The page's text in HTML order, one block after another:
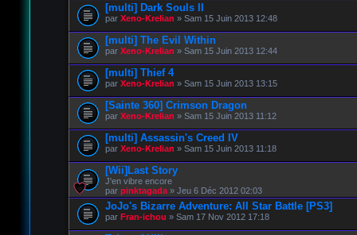
[multi] Dark Souls II
par Xeno-Krelian » Sam 15 Juin 2013 12:48
[multi] The Evil Within
par Xeno-Krelian » Sam 15 Juin 2013 12:44
[multi] Thief 4
par Xeno-Krelian » Sam 15 Juin 2013 13:15
[Sainte 360] Crimson Dragon
par Xeno-Krelian » Sam 15 Juin 2013 11:12
[multi] Assassin's Creed IV
par Xeno-Krelian » Sam 15 Juin 2013 11:18
[Wii]Last Story
J'en vibre encore
par pinktagada» Jeu 6 Déc 2012 02:03
JoJo's Bizarre Adventure: All Star Battle [PS3]
par Fran-ichou » Sam 17 Nov 2012 17:18